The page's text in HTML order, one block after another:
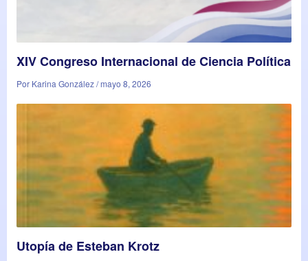
XIV Congreso Internacional de Ciencia Política
Por Karina González / mayo 8, 2026
Utopía de Esteban Krotz